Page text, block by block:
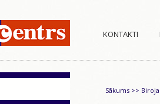
KONTAKTI
Sākums >>